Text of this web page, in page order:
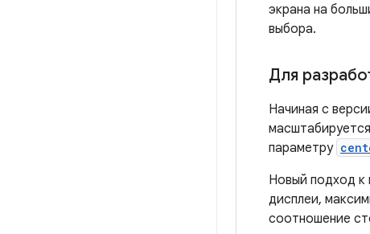
экрана на
выбора.
Для
Начиная с
параметру
Новый подход к
дисплеи,
соотношение